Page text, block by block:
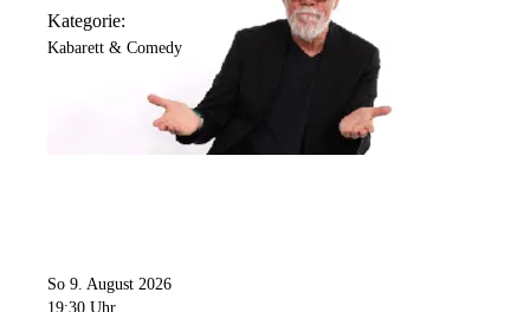
Kategorie:
Kabarett & Comedy
So 9. August 2026
19:30 Uhr